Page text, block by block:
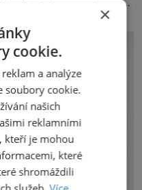
×
cookie.
a analýze
soubory cookie.
našich
reklamními
kteří je mohou
které
shromáždili